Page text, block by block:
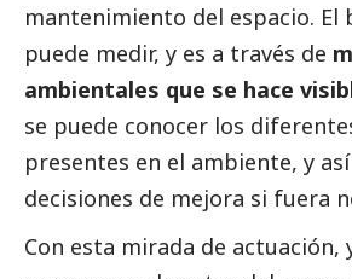
mantenimiento del espacio. El
puede medir, y es a través de
ambientales que se hace
se puede conocer los
presentes en el ambiente, y
decisiones de mejora si fuera
Con esta mirada de actuación,